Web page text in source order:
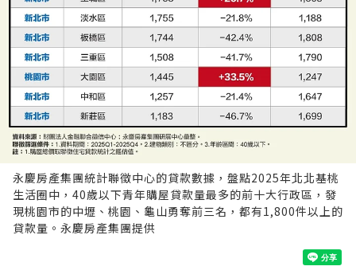
永慶房產集團統計聯徵中心的貸款數據，盤點2025年北北基桃
生活圈中，40歲以下青年購屋貸款量最多的前十大行政區，發
現桃園市的中壢、桃園、龜山勇奪前三名，都有1,800件以上的
貸款量。永慶房產集團提供